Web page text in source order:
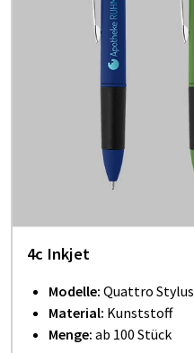
4c Inkjet
Modelle: Quattro Stylus
Material: Kunststoff
Menge: ab 100 Stück